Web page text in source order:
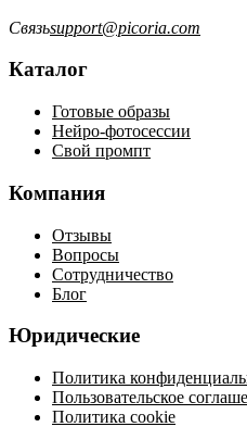
Связьsupport@picoria.com
Каталог
Готовые образы
Нейро-фотосессии
Свой промпт
Компания
Отзывы
Вопросы
Сотрудничество
Блог
Юридические
Политика
Пользовательское
Политика cookie